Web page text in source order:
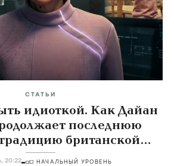
СТАТЬИ
идиоткой. Как Дайан
последнюю
британской
комедии
20:22 НАЧАЛЬНЫЙ УРОВЕНЬ